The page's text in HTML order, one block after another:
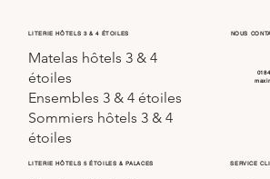
LITERIE HÔTELS 3 & 4 ÉTOILES
Matelas hôtels 3 & 4
étoiles
Sommiers hôtels 3 & 4
étoiles
Ensembles 3 & 4 étoiles
LITERIE HÔTELS 5 ÉTOILES & PALACES SERVICE
NOUS